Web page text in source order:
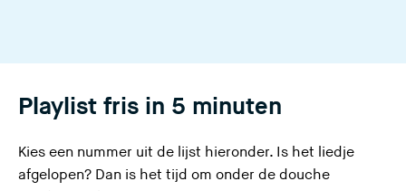
Playlist fris in 5 minuten
Kies een nummer uit de lijst hieronder. Is het liedje
afgelopen? Dan is het tijd om onder de douche